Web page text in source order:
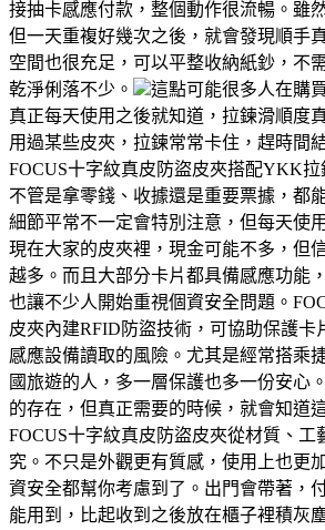
接抽卡感應付款，整個動作很流暢。雖
但一天重複好幾次之後，就會發現順手
空間也很充足，可以平整收納紙鈔，不
乾淨俐落不少。
這點可能很多人在購
真正每天使用之後就知道，拉鍊滑順度
用過某些皮夾，拉鍊常常卡住，趕時間
FOCUS十字紋真皮防盜皮夾搭配YKK拉
不管是拿零錢、收據還是重要票據，都
細節平常不一定會特別注意，但每天使
現在大家的皮夾裡，現金可能不多，但
越多。而且大部分卡片都具備感應功能
也讓不少人開始重視個資安全問題。
皮夾內建RFID防盜技術，可協助保護卡
感應設備讀取的風險。尤其是經常搭乘
國旅遊的人，多一層保護也多一份安心
的存在，但真正需要的時候，就會知道
FOCUS十字紋真皮防盜皮夾從材質、工
究。不只是外觀更有質感，使用上也更
資安全都幫你考慮到了。出門會帶著，
能用到，比起收到之後放在櫃子裡積灰